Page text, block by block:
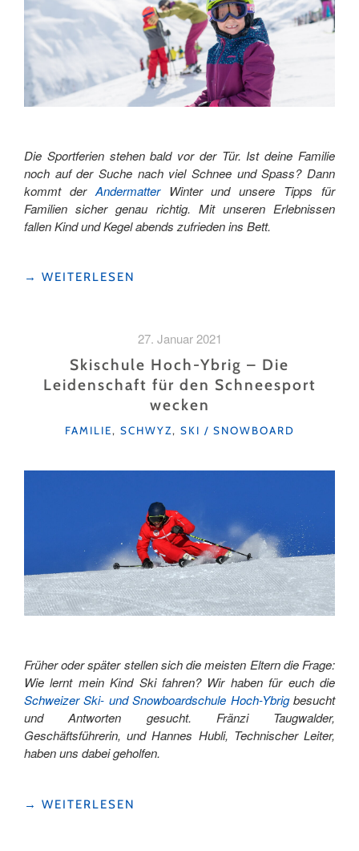
Die Sportferien stehen bald vor der Tür. Ist deine Familie
noch auf der Suche nach viel Schnee und Spass? Dann
kommt der AndermatterWinter und unsere Tipps für
Familien sicher genau richtig. Mit unseren Erlebnissen
fallen Kind und Kegel abends zufrieden ins Bett.
"TOP
DER
FERIENREGION
→ WEITERLESEN
27. Januar 2021
Skischule Hoch-Ybrig – Die
Leidenschaft für den Schneesport
wecken
KATEGORIEN
FAMILIE, SCHWYZ, SKI / SNOWBOARD
Früher oder später stellen sich die meisten Eltern die Frage:
Wie lernt mein Kind Ski fahren? Wir haben für euch die
Schweizer Ski- und Snowboardschule Hoch-Ybrigbesucht
und Antworten gesucht. Fränzi Taugwalder,
Geschäftsführerin, und Hannes Hubli, Technischer Leiter,
haben uns dabei geholfen.
"SKISCHULE
→ WEITERLESEN